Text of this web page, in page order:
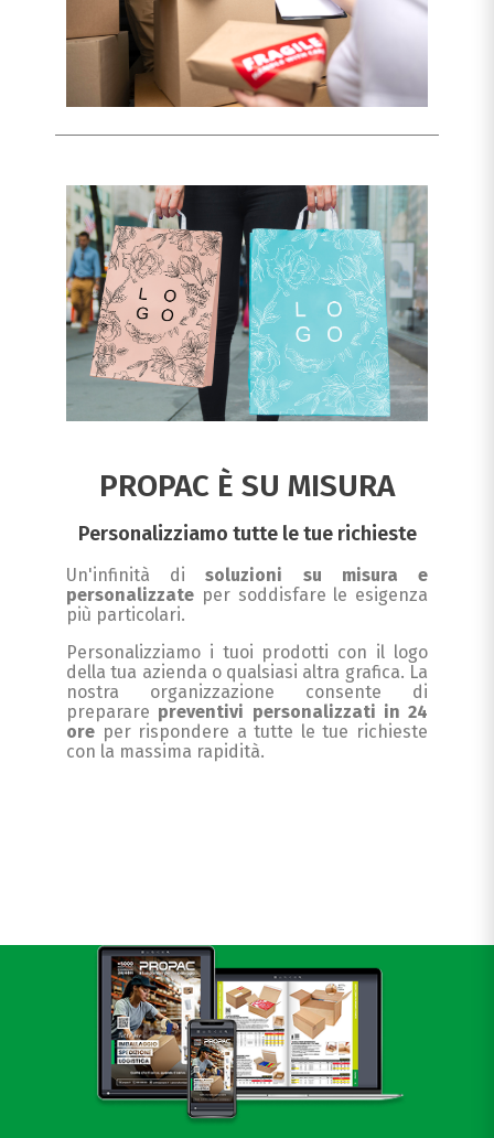
PROPAC È SU MISURA
Personalizziamo tutte le tue richieste
Un'infinità disoluzioni su misura e
personalizzate per soddisfare le esigenza
più particolari.
Personalizziamo i tuoi prodotti con il logo
della tua azienda o qualsiasi altra grafica. La
nostra organizzazione consente di
preparare preventivi personalizzati in 24
ore per rispondere a tutte le tue richieste
con la massima rapidità.